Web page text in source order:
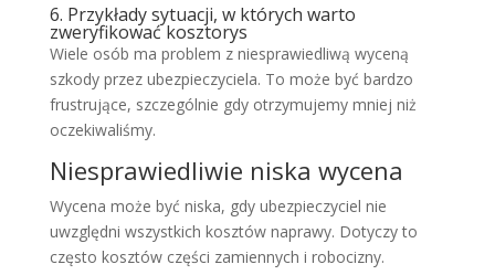
6. Przykłady sytuacji, w których warto
zweryfikować kosztorys
Wiele osób ma problem z niesprawiedliwą wyceną
szkody przez ubezpieczyciela. To może być bardzo
frustrujące, szczególnie gdy otrzymujemy mniej niż
oczekiwaliśmy.
Niesprawiedliwie niska wycena
Wycena może być niska, gdy ubezpieczyciel nie
uwzględni wszystkich kosztów naprawy. Dotyczy to
często kosztów części zamiennych i robocizny.